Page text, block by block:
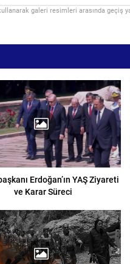
galeri resimleri arasında geçiş
Erdoğan’ın YAŞ Ziyareti
ve Karar Süreci